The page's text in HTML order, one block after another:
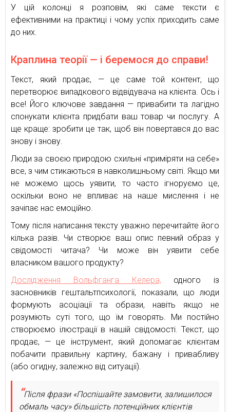
У цій колонці я розповім, які саме тексти є
ефективними на практиці і чому успіх приходить саме
до них.
Краплина теорії — і беремося до справи!
Текст, який продає, — це саме той контент, що
перетворює випадкового відвідувача на клієнта. Ось і
все! Його ключове завдання — привабити та лагідно
спонукати клієнта придбати ваш товар чи послугу. А
ще краще: зробити це так, щоб він повертався до вас
знову і знову.
Люди за своєю природою схильні «приміряти на себе»
все, з чим стикаються в навколишньому світі. Якщо ми
не можемо щось уявити, то часто ігноруємо це,
оскільки воно не впливає на наше мислення і не
зачіпає нас емоційно.
Тому після написання тексту уважно перечитайте його
кілька разів. Чи створює ваш опис певний образ у
свідомості читача? Чи може він уявити себе
власником вашого продукту?
Дослідження Вольфганга Келера, одного із
засновників гештальтпсихології, показали, що люди
формують асоціації та образи, навіть якщо не
розуміють суті того, що їм говорять. Ми постійно
створюємо ілюстрації в нашій свідомості. Текст, що
продає, — це інструмент, який допомагає клієнтам
побачити правильну картину, бажану і привабливу
(або огидну, залежно від ситуації).
Після фрази «Поспішайте замовити, залишилося
обмаль часу» більшість потенційних клієнтів